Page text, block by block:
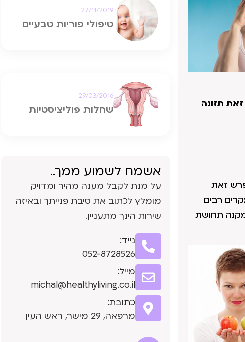
תזונה
זאת
רבים
תחושת
טיפולי פוריות טבעיים
27/11/2019
שחלות פוליציסטיות
29/03/2016
אשמח לשמוע ממך..
על מנת לקבל מענה מהיר ומדויק
מומלץ לכתוב את סיבת פנייתך ובאיזה
שירות הינך מתעניין.
נייד:
052-8728526
מייל:
michal@healthyliving.co.il
כתובת:
מרפאה, 29 מישר, ראש העין